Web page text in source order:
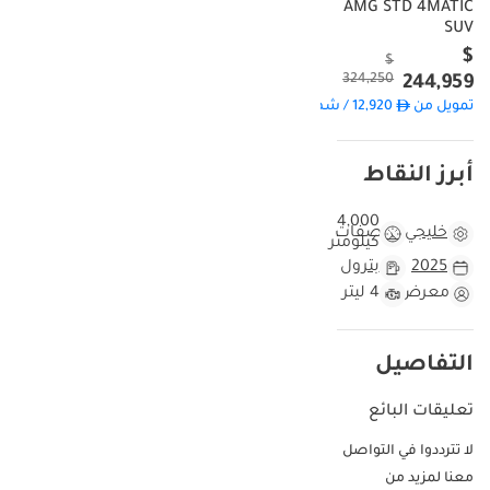
AMG STD 4MATIC
SUV
$
244,959
$
324,250
تمويل من
12,920 / شهر
أبرز النقاط
خليجي مواصفات
4,000
كيلومتر
2025
بترول
معرض
4 ليتر
التفاصيل
تعليقات البائع
لا تترددوا في التواصل
معنا لمزيد من
المعيار الذهبي لسيارات الدفع الرباعي الفاخرة في المنطقة، فهي توفر
مستوىً من الفخامة والقدرة على الطرق الوعرة لا يُضاهى من قبل
منافسيها من رينج روفر أو بي إم دبليو. بالنسبة للمشترين في دول مجلس
التعاون الخليجي، تكمن الميزة الرئيسية في المواصفات الإقليمية
الصيف الشديدة. كما يمكن للمالكين الاستفادة من الدعم الكامل لشبكات
الخدمة المعتمدة في جميع الإمارات السبع ومنطقة الخليج العربي. تُعد
الحاجة إلى الانتظار في قوائم الانتظار المعتادة لدى الوكالات المحلية.
موديل 2025
في سوق السيارات المستعملة، توفر هذه السيارة متعة امتلاك سيارة
الخارجي خيارًا استراتيجيًا للغاية في المنطقة؛ فهو يمنح السيارة مظهرًا
مميزًا وفخمًا يبرز بين السيارات البيضاء والسوداء المنتشرة في دبي، كما